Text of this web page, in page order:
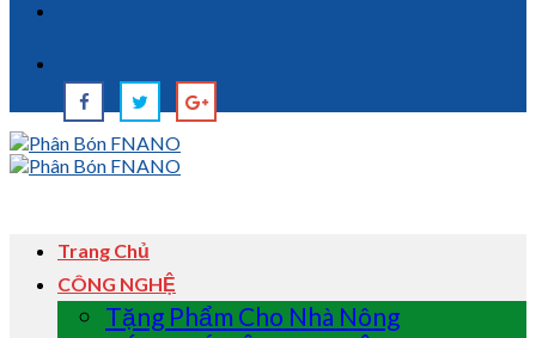
Trang Chủ
CÔNG NGHỆ
Tặng Phẩm Cho Nhà Nông